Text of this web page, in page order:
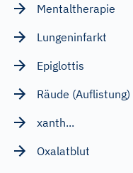
Mentaltherapie
Lungeninfarkt
Epiglottis
Räude (Auflistung)
xanth...
Oxalatblut